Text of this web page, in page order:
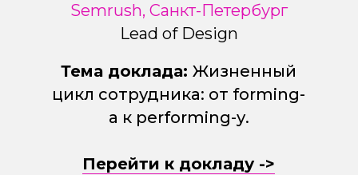
Semrush, Санкт-Петербург
Lead of Design
Тема доклада:Жизненный
цикл сотрудника: от forming-
а к performing-у.
Перейти к докладу ->